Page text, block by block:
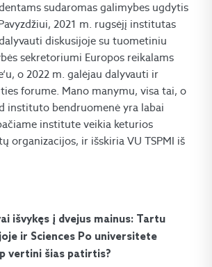
sudaromas galimybes ugdytis
2021 m. rugsėjį institutas
diskusijoje su tuometiniu
sekretoriumi Europos reikalams
o 2022 m. galėjau dalyvauti ir
forume. Mano manymu, visa tai, o
instituto bendruomenė yra labai
institute veikia keturios
organizacijos, ir išskiria VU TSPMI iš
išvykęs į dvejus mainus: Tartu
ir Sciences Po universitete
vertini šias patirtis?